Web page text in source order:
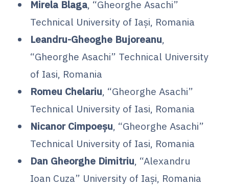
Mirela Blaga, “Gheorghe Asachi”
Technical University of Iaşi, Romania
Leandru-Gheoghe Bujoreanu,
“Gheorghe Asachi” Technical University
of Iasi, Romania
Romeu Chelariu, “Gheorghe Asachi”
Technical University of Iasi, Romania
Nicanor Cimpoeșu, “Gheorghe Asachi”
Technical University of Iasi, Romania
Dan Gheorghe Dimitriu, “Alexandru
Ioan Cuza” University of Iași, Romania